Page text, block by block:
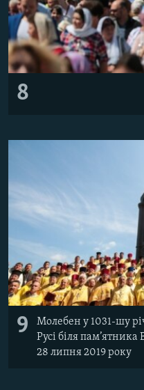
8
9
Молебен у 1031-шу
Русі біля
28 липня 2019 року